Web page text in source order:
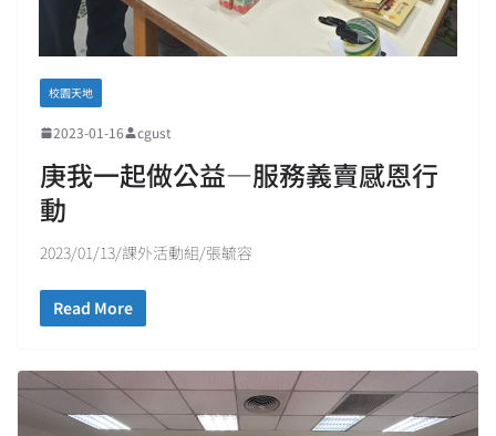
校園天地
2023-01-16 cgust
庚我一起做公益—服務義賣感恩行
動
2023/01/13/課外活動組/張毓容
Read More